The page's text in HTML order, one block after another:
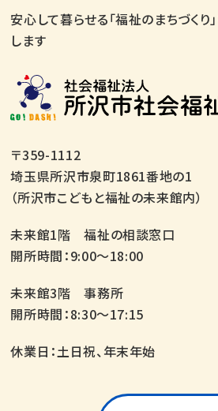
安心して暮らせる「福祉のまちづく
します
〒359-1112
埼玉県所沢市泉町1861番地の1
（所沢市こどもと福祉の未来館内）
未来館1階 福祉の相談窓口
開所時間：9:00～18:00
未来館3階 事務所
開所時間：8:30～17:15
休業日：土日祝、年末年始